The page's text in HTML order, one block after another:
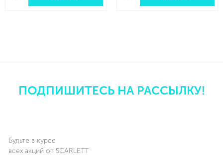
ПОДПИШИТЕСЬ НА РАССЫЛКУ!
Будьте в курсе
всех акций от SCARLETT